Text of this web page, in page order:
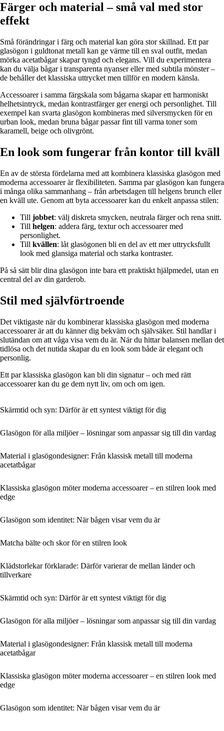
Färger och material – små val med stor
effekt
Små förändringar i färg och material kan göra stor skillnad. Ett par
glasögon i guldtonat metall kan ge värme till en sval outfit, medan
mörka acetatbågar skapar tyngd och elegans. Vill du experimentera
kan du välja bågar i transparenta nyanser eller med subtila mönster –
de behåller det klassiska uttrycket men tillför en modern känsla.
Accessoarer i samma färgskala som bågarna skapar ett harmoniskt
helhetsintryck, medan kontrastfärger ger energi och personlighet. Till
exempel kan svarta glasögon kombineras med silversmycken för en
urban look, medan bruna bågar passar fint till varma toner som
karamell, beige och olivgrönt.
En look som fungerar från kontor till kväll
En av de största fördelarna med att kombinera klassiska glasögon med
moderna accessoarer är flexibiliteten. Samma par glasögon kan fungera
i många olika sammanhang – från arbetsdagen till helgens brunch eller
en kväll ute. Genom att byta accessoarer kan du enkelt anpassa stilen:
Till jobbet: välj diskreta smycken, neutrala färger och rena snitt.
Till helgen: addera färg, textur och accessoarer med
personlighet.
Till kvällen: låt glasögonen bli en del av ett mer uttrycksfullt
look med glansiga material och starka kontraster.
På så sätt blir dina glasögon inte bara ett praktiskt hjälpmedel, utan en
central del av din garderob.
Stil med självförtroende
Det viktigaste när du kombinerar klassiska glasögon med moderna
accessoarer är att du känner dig bekväm och självsäker. Stil handlar i
slutändan om att våga visa vem du är. När du hittar balansen mellan det
tidlösa och det nutida skapar du en look som både är elegant och
personlig.
Ett par klassiska glasögon kan bli din signatur – och med rätt
accessoarer kan du ge dem nytt liv, om och om igen.
Skärmtid och syn: Därför är ett syntest viktigt för dig
Glasögon för alla miljöer – lösningar som anpassar sig till din vardag
Material i glasögondesigner: Från klassisk metall till moderna
acetatbågar
Klassiska glasögon möter moderna accessoarer – en stilren look med
edge
Glasögon som identitet: När bågen visar vem du är
Matcha bälte och skor för en stilren look
Klädstorlekar förklarade: Därför varierar de mellan länder och
tillverkare
Skärmtid och syn: Därför är ett syntest viktigt för dig
Glasögon för alla miljöer – lösningar som anpassar sig till din vardag
Material i glasögondesigner: Från klassisk metall till moderna
acetatbågar
Klassiska glasögon möter moderna accessoarer – en stilren look med
edge
Glasögon som identitet: När bågen visar vem du är